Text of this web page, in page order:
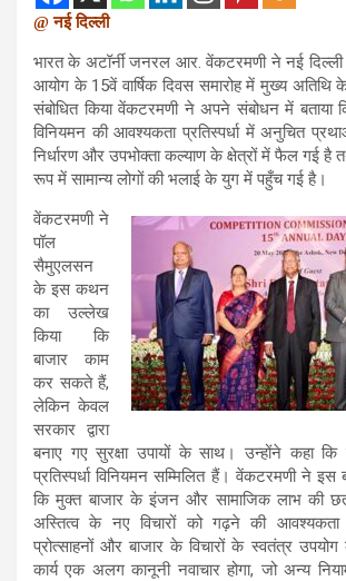
@ नई दिल्ली
भारत के अटॉर्नी जनरल आर. वेंकटरमणी ने नई दिल्ली में
आयोग के 15वें वार्षिक दिवस समारोह में मुख्य
संबोधित किया वेंकटरमणी ने अपने संबोधन में बताया
विनियमन की आवश्यकता प्रतिस्पर्धा में अनुचित
निर्धारण और उपभोक्ता कल्याण के क्षेत्रों में फैल गई है
रूप में सामान्य लोगों की भलाई के युग में पहुँच गई है।
वेंकटरमणी ने
पॉल
सैमुएलसन
के इस कथन
का उल्लेख
किया कि
बाजार काम
कर सकते हैं,
लेकिन केवल
सरकार द्वारा
बनाए गए सुरक्षा उपायों के साथ। उन्होंने कहा कि
प्रतिस्पर्धा विनियमन सम्मिलित हैं। वेंकटरमणी ने इस
कि मुक्त बाजार के इंजन और सामाजिक लाभ की
अस्तित्व के नए विचारों को गढ़ने की आवश्यकता
प्रोत्साहनों और बाजार के विचारों के स्वतंत्र उपयोग
कार्य एक अलग कानूनी नवाचार होगा, जो अन्य